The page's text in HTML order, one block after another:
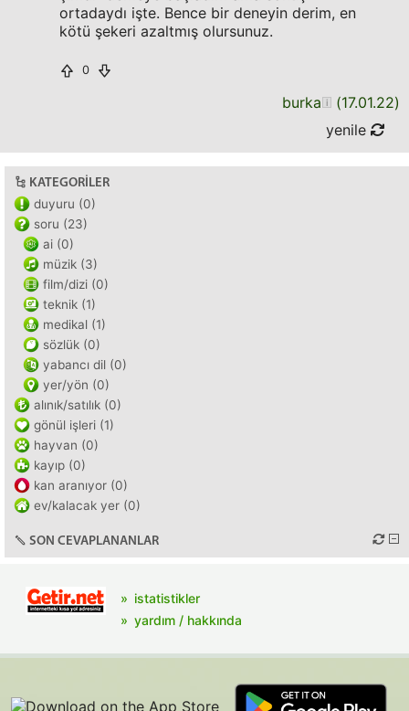
ortadaydı işte. Bence bir deneyin derim, en
kötü şekeri azaltmış olursunuz.
0
burka (17.01.22)
yenile
KATEGORILER
duyuru (0)
soru (23)
ai (0)
müzik (3)
film/dizi (0)
teknik (1)
medikal (1)
sözlük (0)
yabancı dil (0)
yer/yön (0)
alınık/satılık (0)
gönül işleri (1)
hayvan (0)
kayıp (0)
kan aranıyor (0)
ev/kalacak yer (0)
SON CEVAPLANANLAR
istatistikler
yardım / hakkında